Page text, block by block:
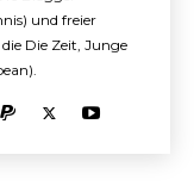
und freier
Die Zeit, Junge